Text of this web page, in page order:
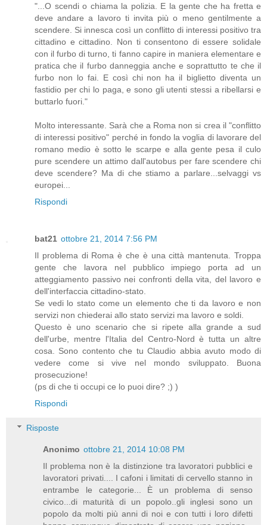
"...O scendi o chiama la polizia. E la gente che ha fretta e
deve andare a lavoro ti invita più o meno gentilmente a
scendere. Si innesca così un conflitto di interessi positivo tra
cittadino e cittadino. Non ti consentono di essere solidale
con il furbo di turno, ti fanno capire in maniera elementare e
pratica che il furbo danneggia anche e soprattutto te che il
furbo non lo fai. E così chi non ha il biglietto diventa un
fastidio per chi lo paga, e sono gli utenti stessi a ribellarsi e
buttarlo fuori."
Molto interessante. Sarà che a Roma non si crea il "conflitto
di interessi positivo" perché in fondo la voglia di lavorare del
romano medio è sotto le scarpe e alla gente pesa il culo
pure scendere un attimo dall'autobus per fare scendere chi
deve scendere? Ma di che stiamo a parlare...selvaggi vs
europei...
Rispondi
bat21 ottobre 21, 2014 7:56 PM
Il problema di Roma è che è una città mantenuta. Troppa
gente che lavora nel pubblico impiego porta ad un
atteggiamento passivo nei confronti della vita, del lavoro e
dell'interfaccia cittadino-stato.
Se vedi lo stato come un elemento che ti da lavoro e non
servizi non chiederai allo stato servizi ma lavoro e soldi.
Questo è uno scenario che si ripete alla grande a sud
dell'urbe, mentre l'Italia del Centro-Nord è tutta un altre
cosa. Sono contento che tu Claudio abbia avuto modo di
vedere come si vive nel mondo sviluppato. Buona
prosecuzione!
(ps di che ti occupi ce lo puoi dire? ;) )
Rispondi
Risposte
Anonimo ottobre 21, 2014 10:08 PM
Il problema non è la distinzione tra lavoratori pubblici e
lavoratori privati.... I cafoni i limitati di cervello stanno in
entrambe le categorie... È un problema di senso
civico...di maturità di un popolo..gli inglesi sono un
popolo da molti più anni di noi e con tutti i loro difetti